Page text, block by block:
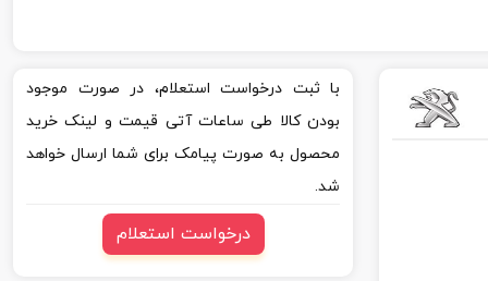
با ثبت درخواست استعلام، در صورت موجود
بودن کالا طی ساعات آتی قیمت و لینک خرید
محصول به صورت پیامک برای شما ارسال خواهد
شد.
درخواست استعلام